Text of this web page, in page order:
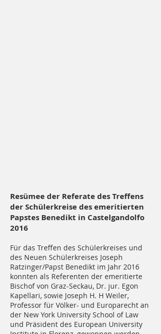
Resümee der Referate des Treffens
der Schülerkreise des emeritierten
Papstes Benedikt in Castelgandolfo
2016
Für das Treffen des Schülerkreises und
des Neuen Schülerkreises Joseph
Ratzinger/Papst Benedikt im Jahr 2016
konnten als Referenten der emeritierte
Bischof von Graz-Seckau, Dr. jur. Egon
Kapellari, sowie Joseph H. H Weiler,
Professor für Völker- und Europarecht an
der New York University School of Law
und Präsident des European University